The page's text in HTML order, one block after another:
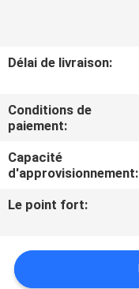
DE
CONTRÔLE
DE
LA
QUALITÉ
Délai de livraison:
Conditions de
paiement:
Capacité
d'approvisionnement:
Le point fort: